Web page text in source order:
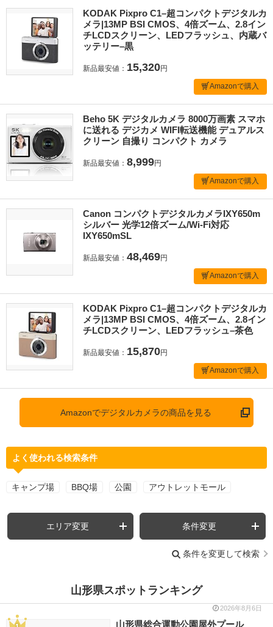
KODAK Pixpro C1–超コンパクトデジタルカ
メラ|13MP BSI CMOS、4倍ズーム、2.8イン
チLCDスクリーン、LEDフラッシュ、内蔵バ
ッテリー–黒
新品最安値： 15,320円
Amazonで購入
Beho 5K デジタルカメラ 8000万画素 スマホ
に送れる デジカメ WIFI転送機能 デュアルス
クリーン 自撮り コンパクト カメラ
新品最安値： 8,999円
Amazonで購入
Canon コンパクトデジタルカメラIXY650m
シルバー 光学12倍ズーム/Wi-Fi対応
IXY650mSL
新品最安値： 48,469円
Amazonで購入
KODAK Pixpro C1–超コンパクトデジタルカ
メラ|13MP BSI CMOS、4倍ズーム、2.8イン
チLCDスクリーン、LEDフラッシュ–茶色
新品最安値： 15,870円
Amazonで購入
Amazonでデジタルカメラの商品を見る
よく使われる検索条件
キャンプ場 BBQ場 公園 アウトレットモール
エリア変更 条件変更
条件を変更して検索
山形県スポットランキング
2026年8月6日
山形県総合運動公園屋外プール